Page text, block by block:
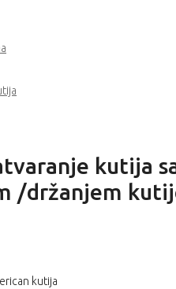
kutija
/držanjem
kutija